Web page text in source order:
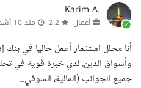
Karim A.
أعمال منذ 10 أشهر
أنا محلل استثمار أعمل حاليا في بنك
وأسواق الدين. لدي خبرة قوية في
جميع الجوانب (المالية، السوقي...